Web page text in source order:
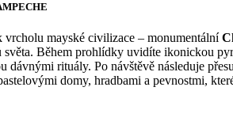
vrcholu mayské civilizace – monumentální
světa. Během prohlídky uvidíte ikonickou
dávnými rituály. Po návštěvě následuje
domy, hradbami a pevnostmi,